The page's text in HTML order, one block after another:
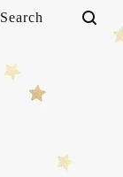
Cartel